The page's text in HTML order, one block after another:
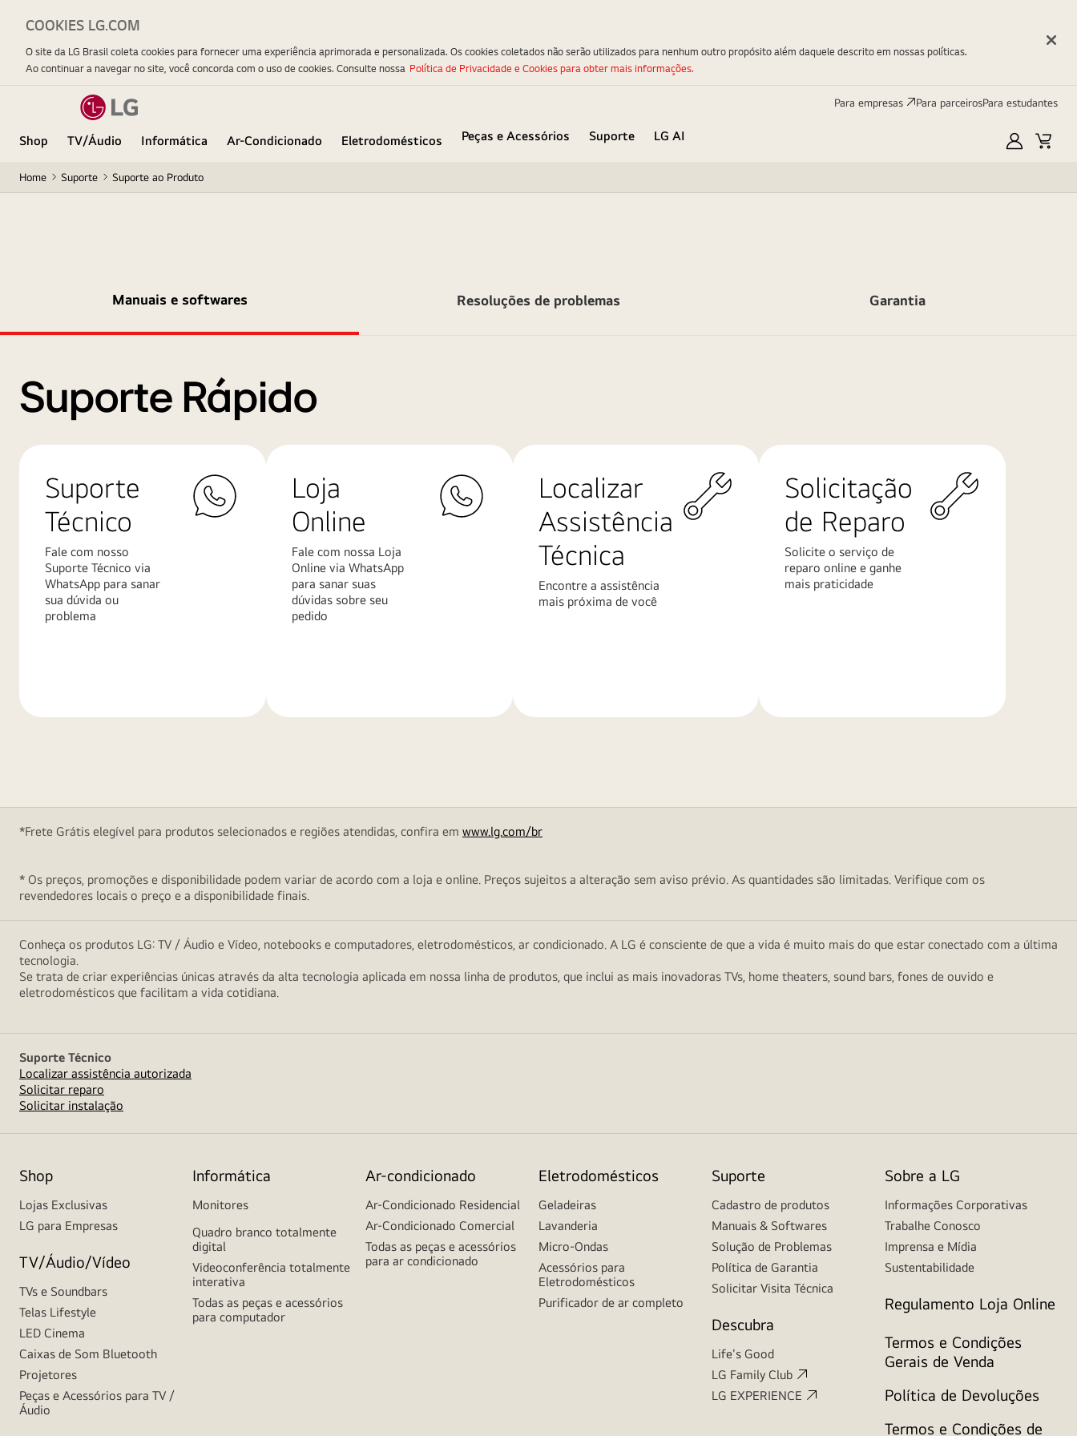
Para empresas Para parceirosPara estudantes
Shop TV/Áudio Informática Ar-Condicionado Eletrodomésticos Peças e Acessórios Suporte
LG AI
Minha
Home Suporte Suporte ao Produto
Manuais e softwares Resoluções de problemas Garantia
Suporte Rápido
Suporte
Técnico
Fale com nosso
Suporte Técnico via
WhatsApp para sanar
sua dúvida ou
problema
Loja
Online
Fale com nossa Loja
Online via WhatsApp
para sanar suas
dúvidas sobre seu
pedido
Localizar
Assistência
Técnica
Encontre a assistência
mais próxima de você
Solicitação
de Reparo
Solicite o serviço de
reparo online e ganhe
mais praticidade
*Frete Grátis elegível para produtos selecionados e regiões atendidas, confira em www.lg.com/br
* Os preços, promoções e disponibilidade podem variar de acordo com a loja e online. Preços sujeitos a alteração sem aviso prévio. As quantidades são limitadas. Verifique com os
revendedores locais o preço e a disponibilidade finais.
Conheça os produtos LG: TV / Áudio e Vídeo, notebooks e computadores, eletrodomésticos, ar condicionado. A LG é consciente de que a vida é muito mais do que estar conectado com a última
tecnologia.
Se trata de criar experiências únicas através da alta tecnologia aplicada em nossa linha de produtos, que inclui as mais inovadoras TVs, home theaters, sound bars, fones de ouvido e
eletrodomésticos que facilitam a vida cotidiana.
Suporte Técnico
Localizar assistência autorizada
Solicitar reparo
Solicitar instalação
Shop
Lojas Exclusivas
LG para Empresas
TV/Áudio/Vídeo
TVs e Soundbars
Telas Lifestyle
LED Cinema
Caixas de Som Bluetooth
Projetores
Peças e Acessórios para TV /
Áudio
Informática
Monitores
Quadro branco totalmente
digital
Videoconferência totalmente
interativa
Todas as peças e acessórios
para computador
Ar-condicionado
Ar-Condicionado Residencial
Ar-Condicionado Comercial
Todas as peças e acessórios
para ar condicionado
Eletrodomésticos
Geladeiras
Lavanderia
Micro-Ondas
Acessórios para
Eletrodomésticos
Purificador de ar completo
Suporte
Cadastro de produtos
Manuais & Softwares
Solução de Problemas
Política de Garantia
Solicitar Visita Técnica
Descubra
Life's Good
LG Family Club
LG EXPERIENCE
Sobre a LG
Informações Corporativas
Trabalhe Conosco
Imprensa e Mídia
Sustentabilidade
Regulamento Loja Online
Termos e Condições
Gerais de Venda
Política de Devoluções
Termos e Condições de
COOKIES LG.COM
O site da LG Brasil coleta cookies para fornecer uma experiência aprimorada e personalizada. Os cookies coletados não serão utilizados para nenhum outro propósito além daquele descrito em nossas políticas.
Ao continuar a navegar no site, você concorda com o uso de cookies. Consulte nossa Política de Privacidade e Cookies para obter mais informações.